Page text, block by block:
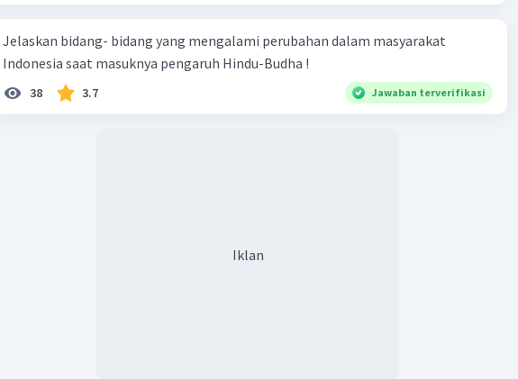
Iklan
Budi Utomo (dalam ejaan van Ophuijsen: Boedi Oetomo) adalah
organisasi pemuda yang didirikan oleh Soetomo dan para mahasiswa
School tot Opleiding van Inlandsche Artsen (STOVIA), yaitu
Jelaskan bidang- bidang yang mengalami perubahan dalam masyarakat
Indonesia saat masuknya pengaruh Hindu-Budha !
38 3.7 Jawaban terverifikasi
Iklan